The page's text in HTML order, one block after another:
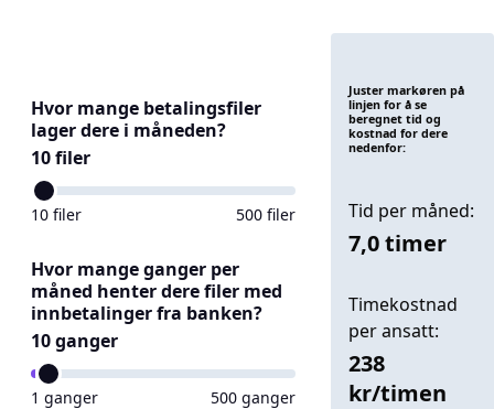
Hvor mange betalingsfiler
lager dere i måneden?
10filer
10 filer 500filer
Hvor mange ganger per
måned henter dere filer med
innbetalinger fra banken?
10ganger
1 ganger 500ganger
Juster markøren på
linjen for å se
beregnet tid og
kostnad for dere
nedenfor:
Tid per måned:
7,0timer
Timekostnad
per ansatt:
238
kr/timen